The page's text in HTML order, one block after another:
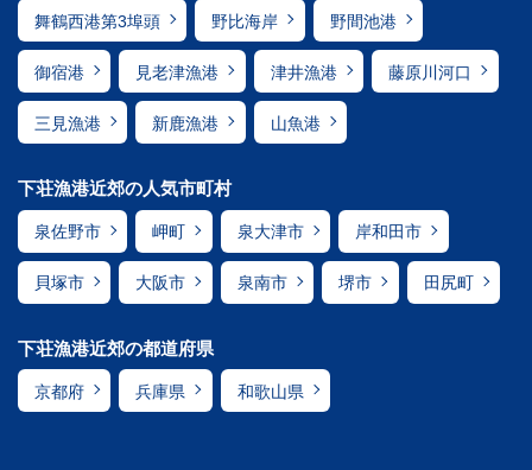
舞鶴西港第3埠頭 野比海岸 野間池港
御宿港 見老津漁港 津井漁港 藤原川河口
三見漁港 新鹿漁港 山魚港
下荘漁港近郊の人気市町村
泉佐野市 岬町 泉大津市 岸和田市
貝塚市 大阪市 泉南市 堺市 田尻町
下荘漁港近郊の都道府県
京都府 兵庫県 和歌山県